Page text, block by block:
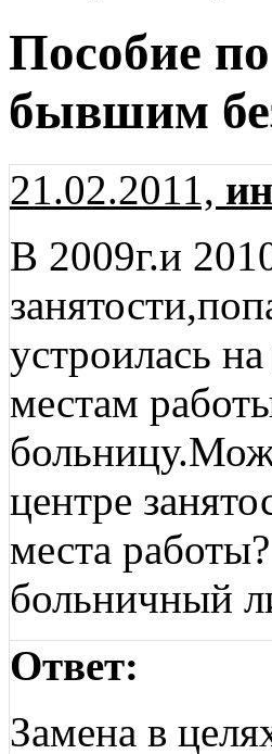
Пособие
бывшим
21.02.2011,
В 2009г.и
устроилась
местам
центре
места
больничный
Ответ:
Замена в